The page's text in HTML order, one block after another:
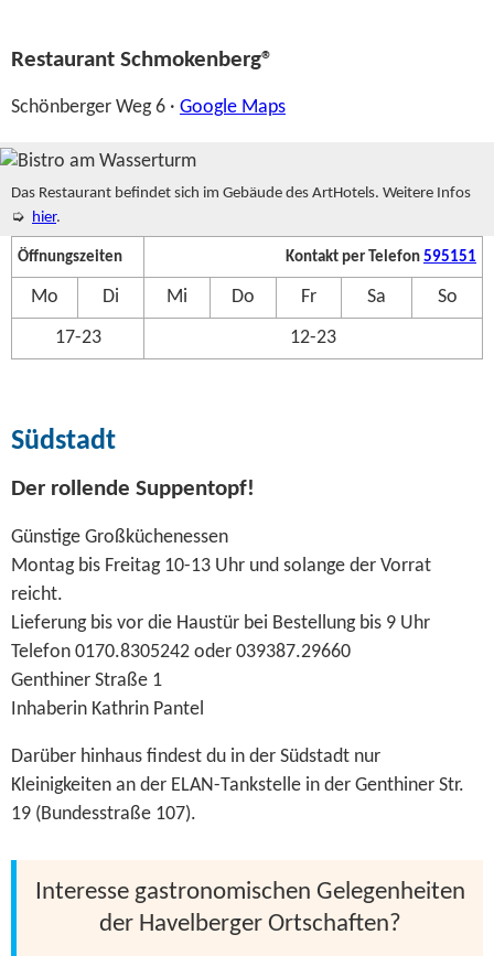
Restaurant Schmokenberg®
Schönberger Weg 6 · Google Maps
Das Restaurant befindet sich im Gebäude des ArtHotels. Weitere Infos
➭ hier.
Öffnungszeiten Kontakt per Telefon 595151
Mo Di Mi Do Fr Sa So
17-23 12-23
Südstadt
Der rollende Suppentopf!
Günstige Großküchenessen
Montag bis Freitag 10-13 Uhr und solange der Vorrat
reicht.
Lieferung bis vor die Haustür bei Bestellung bis 9 Uhr
Telefon 0170.8305242 oder 039387.29660
Genthiner Straße 1
Inhaberin Kathrin Pantel
Darüber hinhaus findest du in der Südstadt nur
Kleinigkeiten an der ELAN-Tankstelle in der Genthiner Str.
19 (Bundesstraße 107).
Interesse gastronomischen Gelegenheiten
der Havelberger Ortschaften?